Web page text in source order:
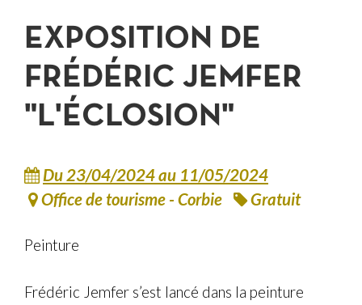
EXPOSITION DE
FRÉDÉRIC JEMFER
"L'ÉCLOSION"
Du 23/04/2024au 11/05/2024
Office de tourisme - Corbie
Gratuit
Peinture
Frédéric Jemfer s’est lancé dans la peinture